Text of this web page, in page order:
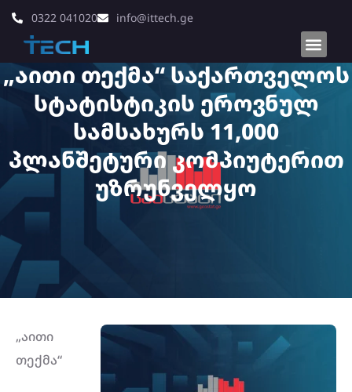
0322 041020 info@ittech.ge
„აითი თექმა“ საქართველოს
სტატისტიკის ეროვნულ
სამსახურს 11,000
პლანშეტური კომპიუტერით
უზრუნველყო
„აითი
თექმა“